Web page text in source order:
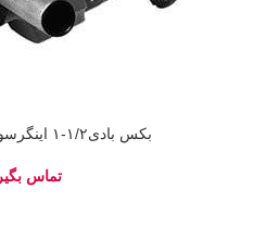
بکس بادی۱/۲-۱ اینگرسولرند IR-2945A7